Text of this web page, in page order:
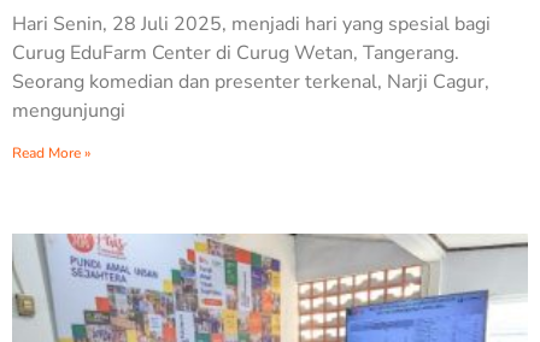
Hari Senin, 28 Juli 2025, menjadi hari yang spesial bagi
Curug EduFarm Center di Curug Wetan, Tangerang.
Seorang komedian dan presenter terkenal, Narji Cagur,
mengunjungi
Read More »